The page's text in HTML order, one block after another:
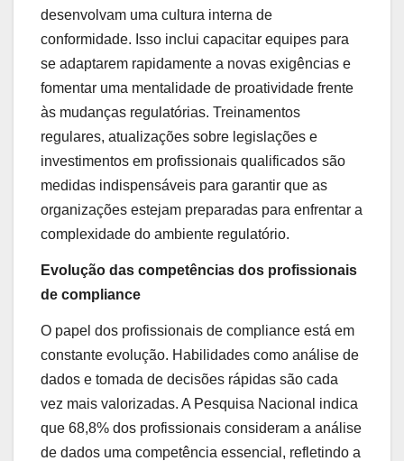
desenvolvam uma cultura interna de
conformidade. Isso inclui capacitar equipes para
se adaptarem rapidamente a novas exigências e
fomentar uma mentalidade de proatividade frente
às mudanças regulatórias. Treinamentos
regulares, atualizações sobre legislações e
investimentos em profissionais qualificados são
medidas indispensáveis para garantir que as
organizações estejam preparadas para enfrentar a
complexidade do ambiente regulatório.
Evolução das competências dos profissionais
de compliance
O papel dos profissionais de compliance está em
constante evolução. Habilidades como análise de
dados e tomada de decisões rápidas são cada
vez mais valorizadas. A Pesquisa Nacional indica
que 68,8% dos profissionais consideram a análise
de dados uma competência essencial, refletindo a